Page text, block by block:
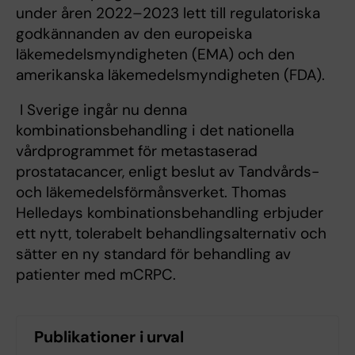
under åren 2022–2023 lett till regulatoriska
godkännanden av den europeiska
läkemedelsmyndigheten (EMA) och den
amerikanska läkemedelsmyndigheten (FDA).
I Sverige ingår nu denna
kombinationsbehandling i det nationella
vårdprogrammet för metastaserad
prostatacancer, enligt beslut av Tandvårds-
och läkemedelsförmånsverket. Thomas
Helledays kombinationsbehandling erbjuder
ett nytt, tolerabelt behandlingsalternativ och
sätter en ny standard för behandling av
patienter med mCRPC.
Publikationer i urval